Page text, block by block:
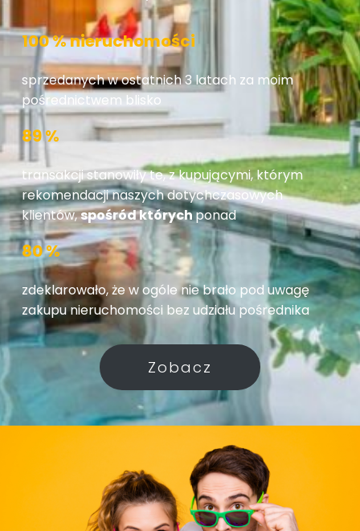
100 % nieruchomości
sprzedanych w ostatnich 3 latach za moim
pośrednictwem blisko
89 %
transakcji stanowiły te, z kupującymi, którym
rekomendacji naszych dotychczasowych
klientów,spośród którychponad
80 %
zdeklarowało, że w ogóle nie brało pod uwagę
zakupu nieruchomości bez udziału pośrednika
Zobacz